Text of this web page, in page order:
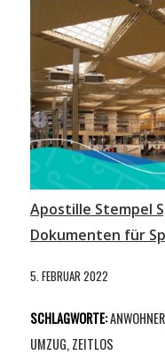
Apostille Stempel
Dokumenten für
5. FEBRUAR 2022
SCHLAGWORTE:ANWOHNER
UMZUG,ZEITLOS